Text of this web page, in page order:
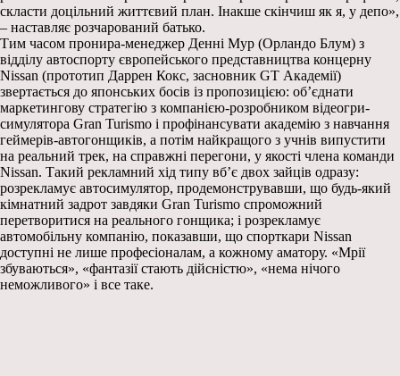
скласти доцільний життєвий план. Інакше скінчиш як я, у депо»,
– наставляє розчарований батько.
Тим часом пронира-менеджер Денні Мур (Орландо Блум) з
відділу автоспорту європейського представництва концерну
Nissan (прототип Даррен Кокс, засновник GT Академії)
звертається до японських босів із пропозицією: об’єднати
маркетингову стратегію з компанією-розробником відеогри-
симулятора Gran Turismo і профінансувати академію з навчання
геймерів-автогонщиків, а потім найкращого з учнів випустити
на реальний трек, на справжні перегони, у якості члена команди
Nissan. Такий рекламний хід типу вб’є двох зайців одразу:
розрекламує автосимулятор, продемонструвавши, що будь-який
кімнатний задрот завдяки Gran Turismo спроможний
перетворитися на реального гонщика; і розрекламує
автомобільну компанію, показавши, що спорткари Nissan
доступні не лише професіоналам, а кожному аматору. «Мрії
збуваються», «фантазії стають дійсністю», «нема нічого
неможливого» і все таке.